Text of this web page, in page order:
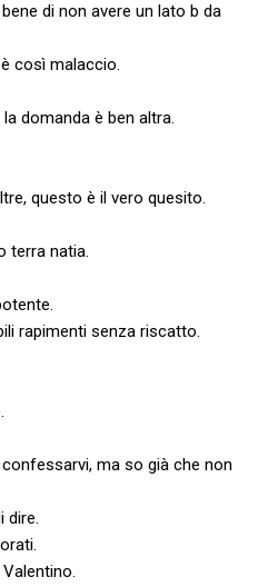
di non avere un lato b da
così malaccio.
domanda è ben altra.
questo è il vero quesito.
terra natia.
rapimenti senza riscatto.
confessarvi, ma so già che non
dire.